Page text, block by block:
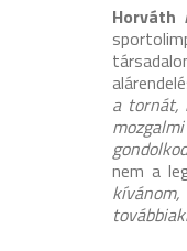
Horváth
a tornát,
nem a